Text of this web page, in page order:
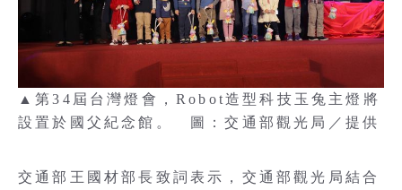
▲第34屆台灣燈會，Robot造型科技玉兔主燈將
設置於國父紀念館。 圖：交通部觀光局／提供
交通部王國材部長致詞表示，交通部觀光局結合